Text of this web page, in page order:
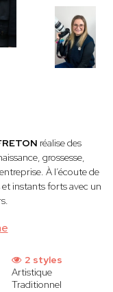
réalise des
grossesse,
À l’écoute de
instants forts avec un
2 styles
Artistique
Traditionnel